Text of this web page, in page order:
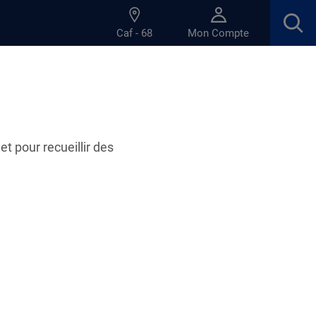
pour recueillir des
Caf - 68 Mon Compte